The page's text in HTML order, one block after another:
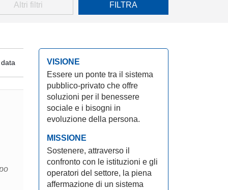
Altri filtri FILTRA
VISIONE
Essere un ponte tra il sistema
pubblico-privato che offre
soluzioni per il benessere
sociale e i bisogni in
evoluzione della persona.
MISSIONE
Sostenere, attraverso il
confronto con le istituzioni e gli
operatori del settore, la piena
affermazione di un sistema